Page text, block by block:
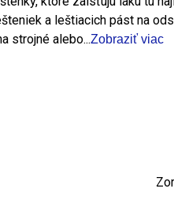
a leštiacich pást na
strojné alebo...Zobraziť viac